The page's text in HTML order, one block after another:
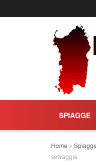
SPIAGGE
Home » Spiagge
selvaggia